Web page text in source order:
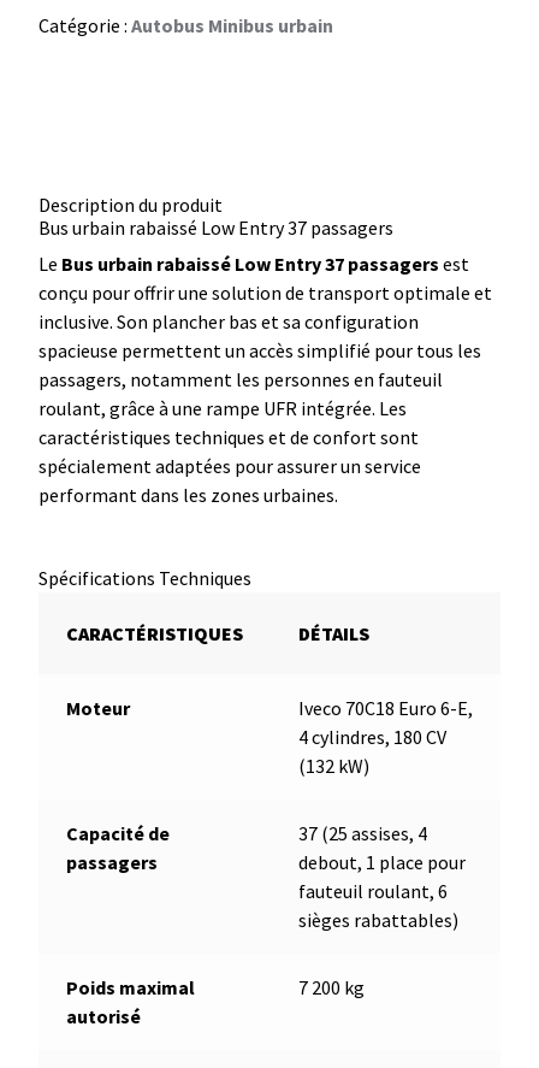
Catégorie : Autobus Minibus urbain
Description du produit
Bus urbain rabaissé Low Entry 37 passagers
Le Bus urbain rabaissé Low Entry 37 passagers est
conçu pour offrir une solution de transport optimale et
inclusive. Son plancher bas et sa configuration
spacieuse permettent un accès simplifié pour tous les
passagers, notamment les personnes en fauteuil
roulant, grâce à une rampe UFR intégrée. Les
caractéristiques techniques et de confort sont
spécialement adaptées pour assurer un service
performant dans les zones urbaines.
Spécifications Techniques
CARACTÉRISTIQUES DÉTAILS
Moteur
Iveco 70C18 Euro 6-E,
4 cylindres, 180 CV
(132 kW)
Capacité de
passagers
37 (25 assises, 4
debout, 1 place pour
fauteuil roulant, 6
sièges rabattables)
Poids maximal
autorisé
7 200 kg